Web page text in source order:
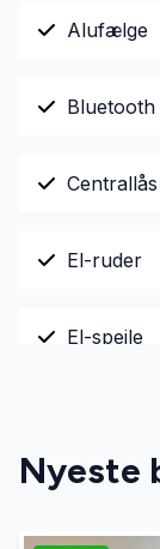
Alufælge
Bluetooth
Centrallås
El-ruder
El-spejle
Nyeste